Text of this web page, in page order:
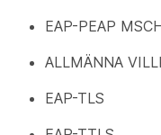
EAP-PEAP
ALLMÄNNA
EAP-TLS